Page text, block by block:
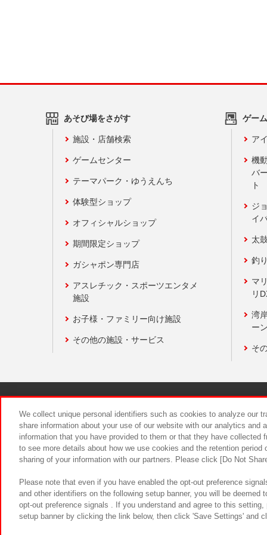
あそび場をさがす
施設・店舗検索
ゲームセンター
テーマパーク・ゆうえんち
体験型ショップ
オフィシャルショップ
期間限定ショップ
ガシャポン専門店
アスレチック・スポーツエンタメ
施設
お子様・ファミリー向け施設
その他の施設・サービス
ゲー
ア
機
バ
ト
ジ
イ
太
釣
マ
リ
湾
ー
そ
食品のご
We collect unique personal identifiers such as cookies to analyze our
share information about your use of our website with our analytics and
information that you have provided to them or that they have
to see more details about how we use cookies and the retention
sharing of your information with our partners. Please click [Do Not
Please note that even if you have enabled the opt-out preference
and other identifiers on the following setup banner, you will be
opt-out preference signals . If you understand and agree to this
setup banner by clicking the link below, then click 'Save Settings' and